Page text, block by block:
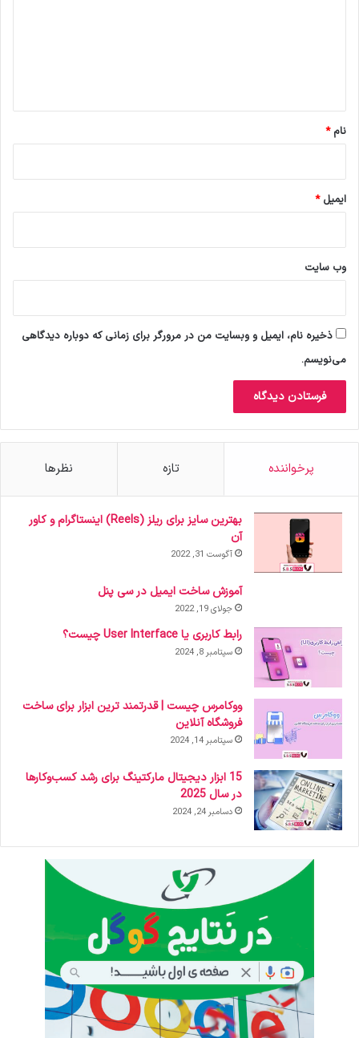
نام*
ایمیل*
وب‌ سایت
ذخیره نام، ایمیل و وبسایت من در مرورگر برای زمانی که دوباره دیدگاهی
می‌نویسم.
پرخواننده تازه نظرها
بهترین سایز برای ریلز (Reels) اینستاگرام و کاور
آن
آگوست 31, 2022
آموزش ساخت ایمیل در سی پنل
جولای 19, 2022
رابط کاربری یا User Interface چیست؟
سپتامبر 8, 2024
ووکامرس چیست | قدرتمند ترین ابزار برای ساخت
فروشگاه آنلاین
سپتامبر 14, 2024
15 ابزار دیجیتال مارکتینگ برای رشد کسب‌وکارها
در سال 2025
دسامبر 24, 2024